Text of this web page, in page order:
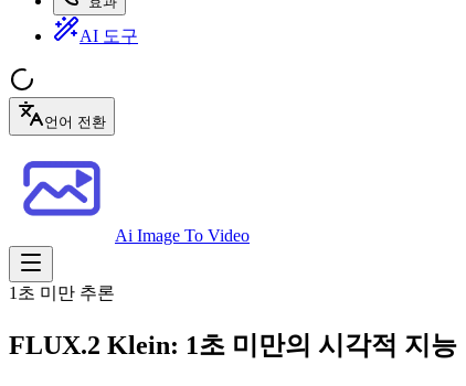
AI 도구
언어 전환
Ai Image To Video
1초 미만 추론
FLUX.2 Klein: 1초 미만의 시각적 지능